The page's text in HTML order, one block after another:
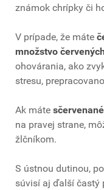
známok chrípky či
V prípade, že máte
množstvo
ohovárania, ako
stresu,
Ak máte
na pravej strane,
žlčníkom.
S ústnou dutinou,
súvisí aj ďalší častý